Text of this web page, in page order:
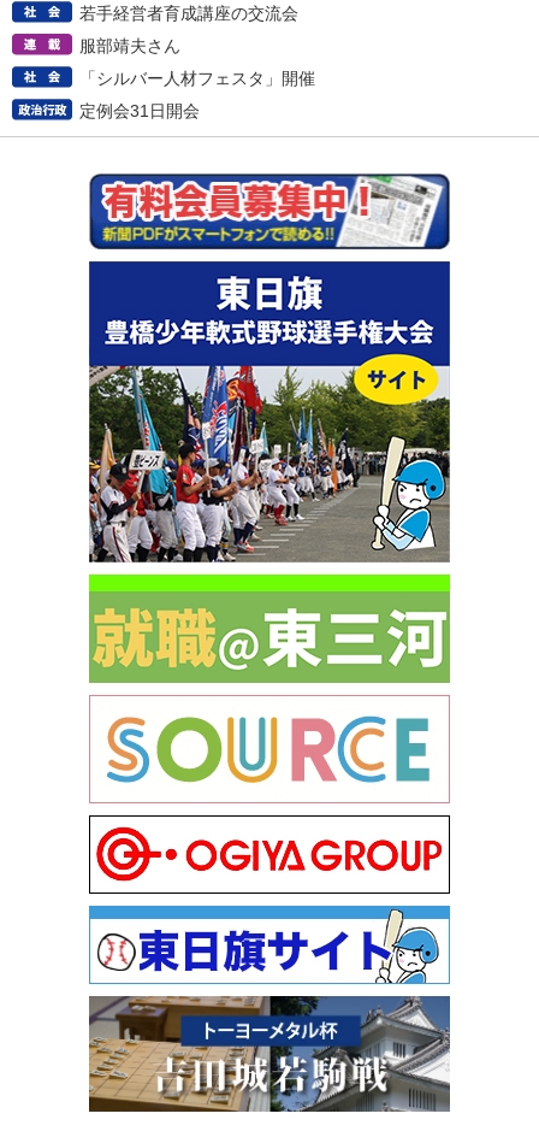
若手経営者育成講座の交流会
服部靖夫さん
「シルバー人材フェスタ」開催
定例会31日開会